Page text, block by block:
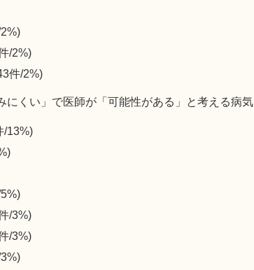
/2%)
件/2%)
にくい」で医師が「可能性がある」と考える病気
/13%)
/3%)
/3%)